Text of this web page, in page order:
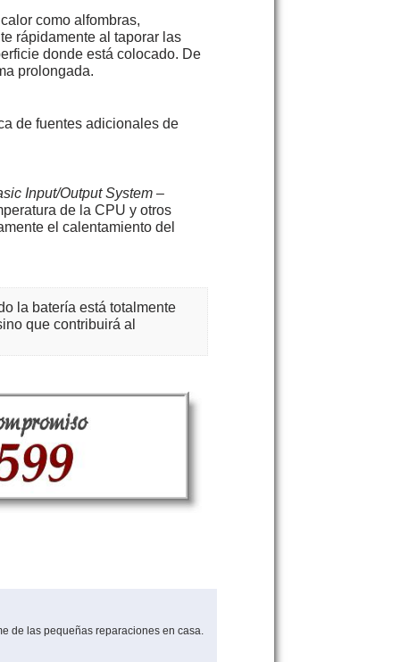
como alfombras,
rápidamente al taporar las
donde está colocado. De
prolongada.
de fuentes adicionales de
Input/Output System –
de la CPU y otros
el calentamiento del
la batería está totalmente
que contribuirá al
de las pequeñas reparaciones en casa.